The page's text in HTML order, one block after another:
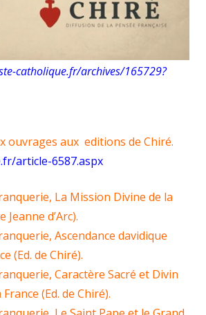
catholique.fr/archives/165729?
ouvrages aux editions de Chiré.
article-6587.aspx
La Mission Divine de la
Jeanne d’Arc).
Ascendance davidique
(Ed. de Chiré).
Caractère Sacré et Divin
(Ed. de Chiré).